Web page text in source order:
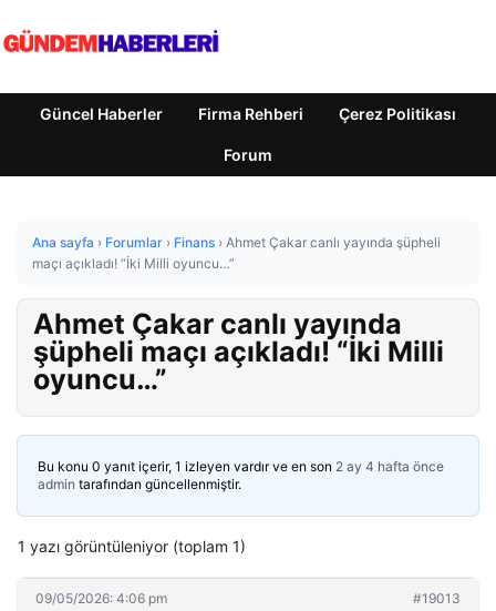
Güncel Haberler Firma Rehberi Çerez Politikası
Forum
Ana sayfa › Forumlar › Finans › Ahmet Çakar canlı yayında şüpheli
maçı açıkladı! “İki Milli oyuncu…”
Ahmet Çakar canlı yayında
şüpheli maçı açıkladı! “İki Milli
oyuncu…”
Bu konu 0 yanıt içerir, 1 izleyen vardır ve en son 2 ay 4 hafta önce
admin tarafından güncellenmiştir.
1 yazı görüntüleniyor (toplam 1)
09/05/2026: 4:06 pm #19013